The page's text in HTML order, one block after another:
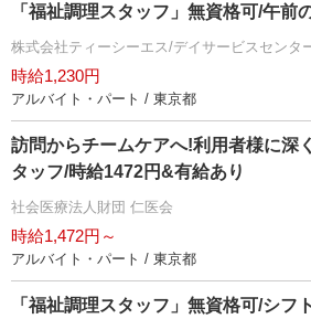
「福祉調理スタッフ」無資格可/午前
株式会社ティーシーエス/デイサービスセンタ
時給1,230円
アルバイト・パート / 東京都
訪問からチームケアへ!利用者様に深
タッフ/時給1472円&有給あり
社会医療法人財団 仁医会
時給1,472円～
アルバイト・パート / 東京都
「福祉調理スタッフ」無資格可/シフ